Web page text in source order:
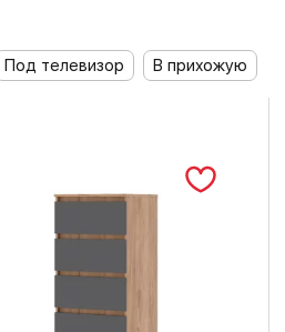
Под телевизор В прихожую